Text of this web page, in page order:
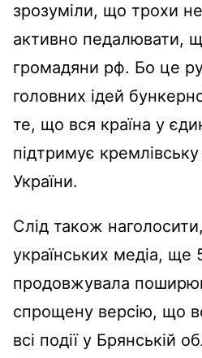
зрозуміли, що трохи
активно педалювати,
громадяни рф. Бо це
головних ідей
те, що вся країна у
підтримує
України.
Слід також
українських медіа, ще
продовжувала
спрощену версію, що
всі події у Брянській